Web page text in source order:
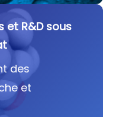
et R&D sous
des
et